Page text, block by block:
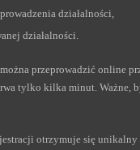
działalności,
działalności.
przeprowadzić online
tylko kilka minut. Ważne,
otrzymuje się unikalny